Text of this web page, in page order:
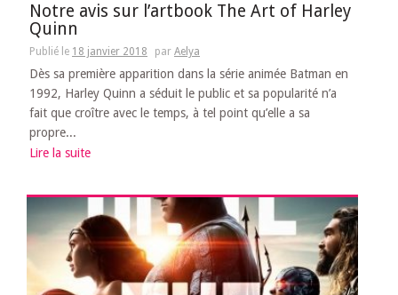
Notre avis sur l’artbook The Art of Harley
Quinn
Publié le 18 janvier 2018 par Aelya
Dès sa première apparition dans la série animée Batman en
1992, Harley Quinn a séduit le public et sa popularité n’a
fait que croître avec le temps, à tel point qu’elle a sa
propre...
Lire la suite